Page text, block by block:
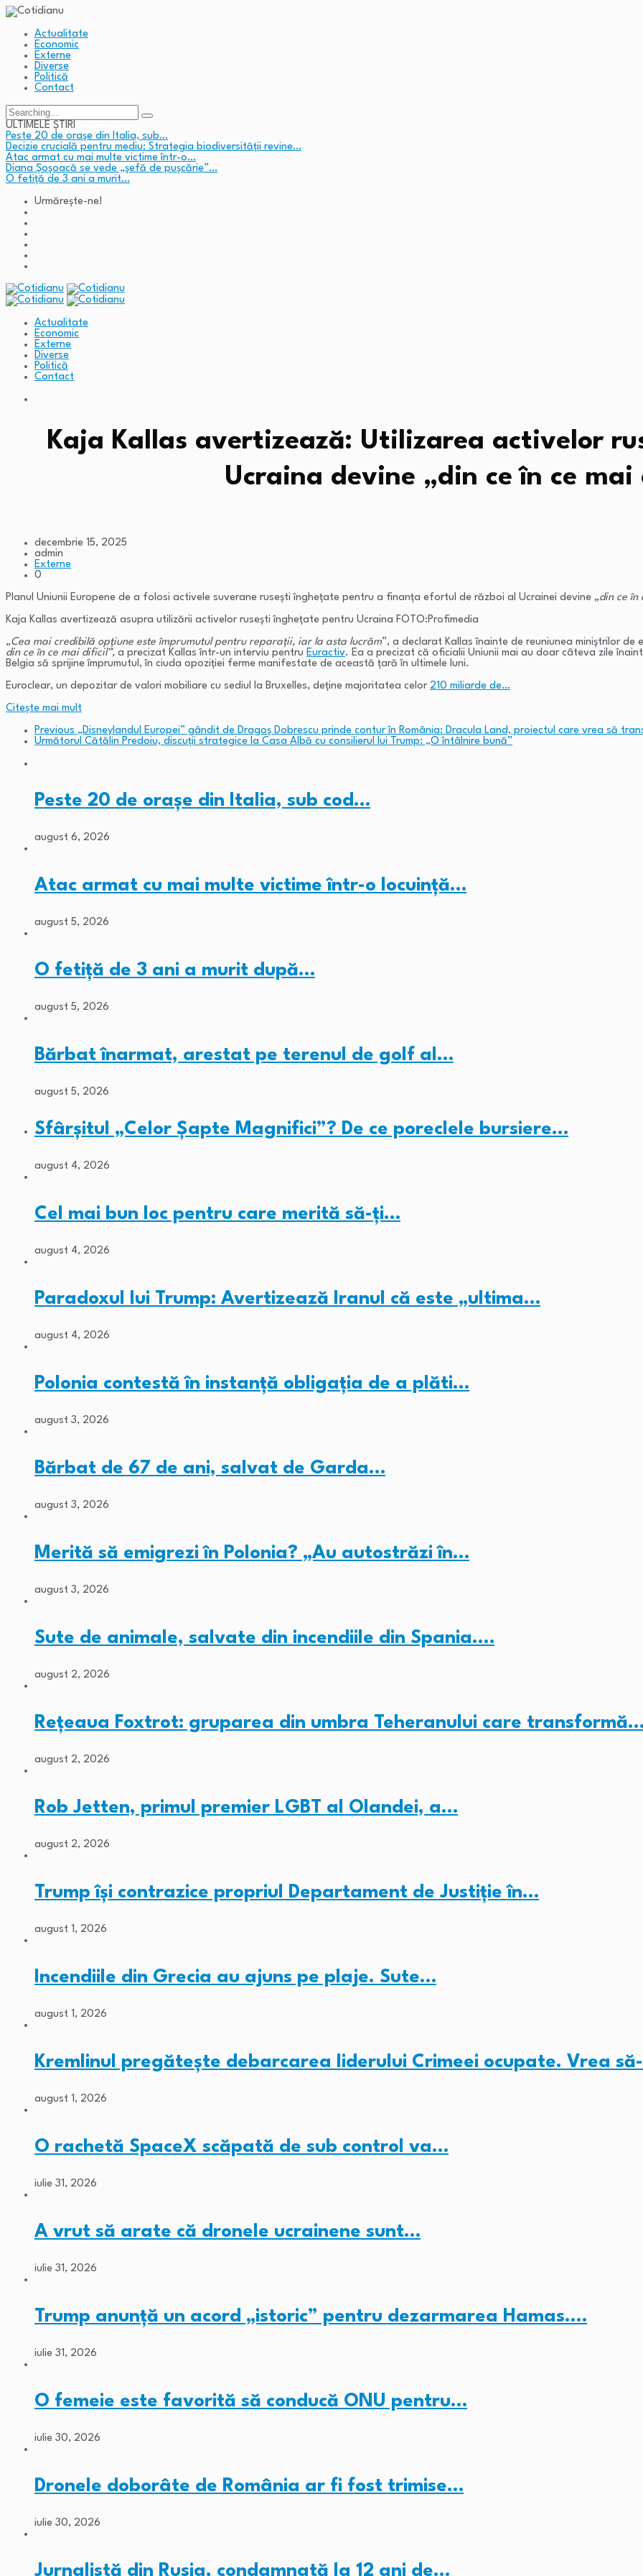
Actualitate
Economic
Externe
Diverse
Politică
Contact
Search
for:
ULTIMELE ȘTIRI
Peste 20 de orașe din Italia, sub…
Decizie crucială pentru mediu: Strategia biodiversității revine…
Atac armat cu mai multe victime într-o…
Diana Șoșoacă se vede „șefă de pușcărie”…
O fetiță de 3 ani a murit…
Urmărește-ne!
Actualitate
Economic
Externe
Diverse
Politică
Contact
Kaja Kallas avertizează: Utilizarea activelor
Ucraina devine „din ce în ce
decembrie 15, 2025
admin
Externe
0
Planul Uniunii Europene de a folosi activele suverane rusești înghețate pentru a finanța efortul de război al Ucrainei devine „din ce în
Kaja Kallas avertizează asupra utilizării activelor rusești înghețate pentru Ucraina FOTO:Profimedia
„Cea mai credibilă opțiune este împrumutul pentru reparații, iar la asta lucrăm”, a declarat Kallas înainte de reuniunea miniștrilor de
din ce în ce mai dificil”, a precizat Kallas într-un interviu pentru Euractiv. Ea a precizat că oficialii Uniunii mai au doar câteva zile
Belgia să sprijine împrumutul, în ciuda opoziției ferme manifestate de această țară în ultimele luni.
Euroclear, un depozitar de valori mobiliare cu sediul la Bruxelles, deține majoritatea celor 210 miliarde de…
Citeşte mai mult
Previous „Disneylandul Europei” gândit de Dragoş Dobrescu prinde contur în România: Dracula Land, proiectul care vrea să
Următorul Cătălin Predoiu, discuții strategice la Casa Albă cu consilierul lui Trump: „O întâlnire bună”
Peste 20 de orașe din Italia, sub cod…
august 6, 2026
Atac armat cu mai multe victime într-o locuință…
august 5, 2026
O fetiță de 3 ani a murit după…
august 5, 2026
Bărbat înarmat, arestat pe terenul de golf al…
august 5, 2026
Sfârșitul „Celor Șapte Magnifici”? De ce poreclele bursiere…
august 4, 2026
Cel mai bun loc pentru care merită să-ți…
august 4, 2026
Paradoxul lui Trump: Avertizează Iranul că este „ultima…
august 4, 2026
Polonia contestă în instanță obligația de a plăti…
august 3, 2026
Bărbat de 67 de ani, salvat de Garda…
august 3, 2026
Merită să emigrezi în Polonia? „Au autostrăzi în…
august 3, 2026
Sute de animale, salvate din incendiile din Spania.…
august 2, 2026
Rețeaua Foxtrot: gruparea din umbra Teheranului care
august 2, 2026
Rob Jetten, primul premier LGBT al Olandei, a…
august 2, 2026
Trump își contrazice propriul Departament de Justiție în…
august 1, 2026
Incendiile din Grecia au ajuns pe plaje. Sute…
august 1, 2026
Kremlinul pregătește debarcarea liderului Crimeei ocupate. Vrea
august 1, 2026
O rachetă SpaceX scăpată de sub control va…
iulie 31, 2026
A vrut să arate că dronele ucrainene sunt…
iulie 31, 2026
Trump anunță un acord „istoric” pentru dezarmarea Hamas.…
iulie 31, 2026
O femeie este favorită să conducă ONU pentru…
iulie 30, 2026
Dronele doborâte de România ar fi fost trimise…
iulie 30, 2026
Jurnalistă din Rusia, condamnată la 12 ani de…